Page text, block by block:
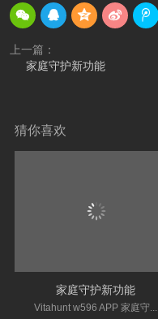
上一篇：
家庭守护新功能
猜你喜欢
家庭守护新功能
Vitahunt w596 APP 家庭守...